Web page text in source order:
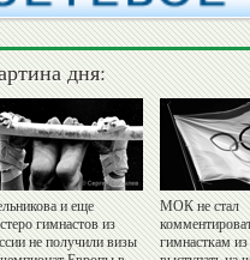
дня:
и еще
гимнастов из
не получили визы
МОК не стал
гимнасткам